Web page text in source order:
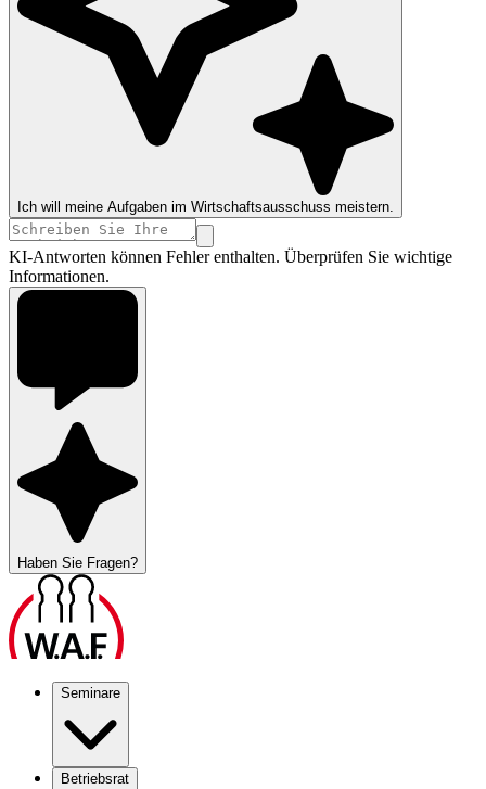
Ich will meine Aufgaben im Wirtschaftsausschuss meistern.
KI-Antworten können Fehler enthalten. Überprüfen Sie wichtige
Informationen.
Haben Sie Fragen?
Seminare
Betriebsrat